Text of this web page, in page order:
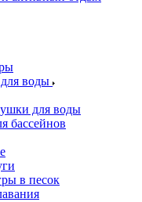
воды
для воды
бассейнов
в песок